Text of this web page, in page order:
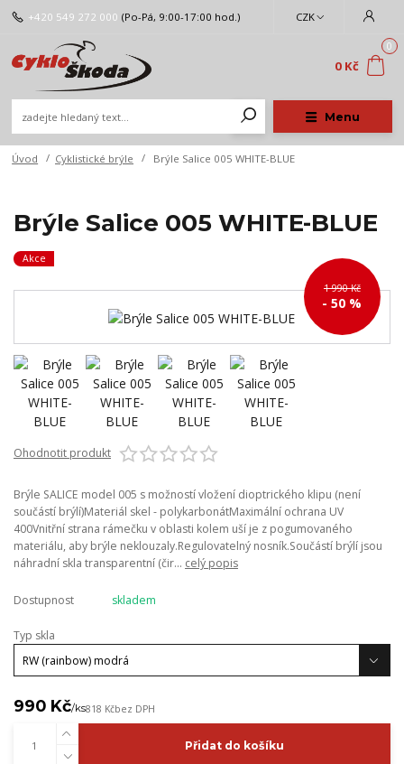
Menu
CZK
+420 549 272 000 (Po-Pá, 9:00-17:00 hod.)
0
0 Kč
Úvod Cyklistické brýle Brýle Salice 005 WHITE-BLUE
Brýle Salice 005 WHITE-BLUE
Akce
1 990 Kč
- 50 %
Ohodnotit produkt
Brýle SALICE model 005 s možností vložení dioptrického klipu (není
součástí brýlí)Materiál skel - polykarbonátMaximální ochrana UV
400Vnitřní strana rámečku v oblasti kolem uší je z pogumovaného
materiálu, aby brýle neklouzaly.Regulovatelný nosník.Součástí brýlí jsou
náhradní skla transparentní (čir... celý popis
Dostupnost skladem
Typ skla
990 Kč/ks818 Kčbez DPH
Přidat do košíku